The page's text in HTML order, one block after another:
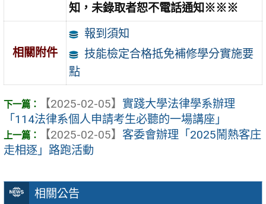
相關公告
知，未錄取者恕不電話通知※※※
相關附件
報到須知
技能檢定合格抵免補修學分實施要
點
【2025-02-05】 實踐大學法律學系辦理
「114法律系個人申請考生必聽的一場講座」
【2025-02-05】 客委會辦理「2025鬧熱客庄
走相逐」路跑活動